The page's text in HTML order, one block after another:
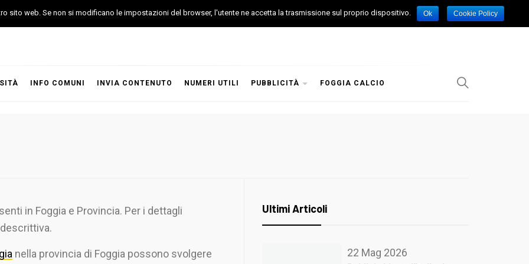
INFO COMUNI INVIA CONTENUTO NUMERI UTILI PUBBLICITÀ FOGGIA CALCIO
in Foggia e Provincia. Per i dettagli
nella provincia di Foggia possono svolgere
Ultimi Articoli
22 Mag 2026
sito web. Se non si modificano le impostazioni del browser, l'utente ne accetta la trasmissione sul proprio dispositivo. Ok Cookie Policy